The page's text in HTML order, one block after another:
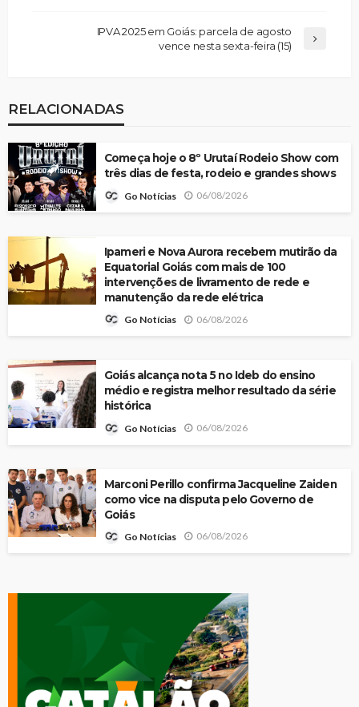
IPVA 2025 em Goiás: parcela de agosto
vence nesta sexta-feira (15)
RELACIONADAS
Começa hoje o 8º Urutaí Rodeio Show com
três dias de festa, rodeio e grandes shows
Go Notícias 06/08/2026
Ipameri e Nova Aurora recebem mutirão da
Equatorial Goiás com mais de 100
intervenções de livramento de rede e
manutenção da rede elétrica
Go Notícias 06/08/2026
Goiás alcança nota 5 no Ideb do ensino
médio e registra melhor resultado da série
histórica
Go Notícias 06/08/2026
Marconi Perillo confirma Jacqueline Zaiden
como vice na disputa pelo Governo de
Goiás
Go Notícias 06/08/2026